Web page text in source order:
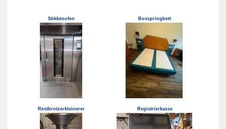
Stikkenofen Boxspringbett
Restbrotzerkleinerer Registrierkasse